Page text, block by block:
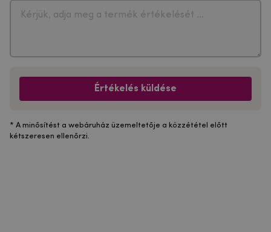
Értékelés küldése
* A minősítést a webáruház üzemeltetője a közzététel előtt
kétszeresen ellenőrzi.